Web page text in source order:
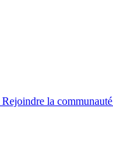
Rejoindre la communauté